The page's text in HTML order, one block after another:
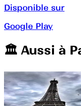
Disponible sur
Google Play
🏛️️ Aussi à